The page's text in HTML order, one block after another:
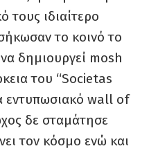
τους ιδιαίτερο
το κοινό το
δημιουργεί mosh
του “Societas
εντυπωσιακό wall of
δε σταμάτησε
τον κόσμο ενώ και